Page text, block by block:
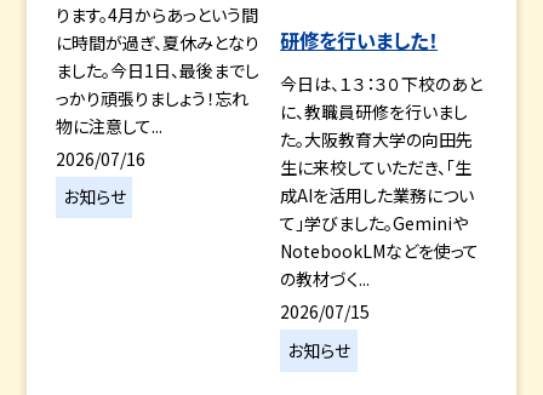
ります。4月からあっという間
に時間が過ぎ、夏休みとなり
ました。今日1日、最後までし
っかり頑張りましょう！忘れ
物に注意して...
2026/07/16
お知らせ
研修を行いました！
今日は、１３：３０下校のあと
に、教職員研修を行いまし
た。大阪教育大学の向田先
生に来校していただき、「生
成AIを活用した業務につい
て」学びました。Geminiや
NotebookLMなどを使って
の教材づく...
2026/07/15
お知らせ